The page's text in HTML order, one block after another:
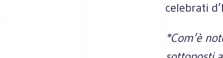
celebrati
*Com’è